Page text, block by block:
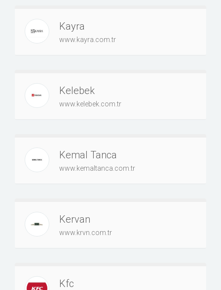
Kayra
www.kayra.com.tr
Kelebek
www.kelebek.com.tr
Kemal Tanca
www.kemaltanca.com.tr
Kervan
www.krvn.com.tr
Kfc